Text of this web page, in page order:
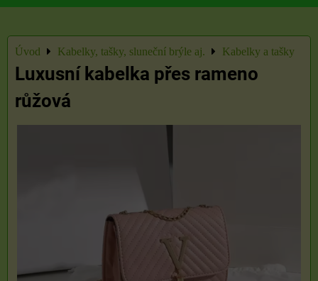
Úvod Kabelky, tašky, sluneční brýle aj. Kabelky a tašky
Luxusní kabelka přes rameno
růžová